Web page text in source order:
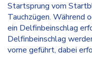
Startsprung vom
Tauchzügen. Während
ein Delfinbeinschlag
Delfinbeinschlag
vorne geführt, dabei